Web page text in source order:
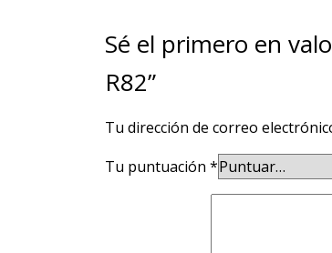
Sé el primero en
R82”
Tu dirección de correo
Tu puntuación *